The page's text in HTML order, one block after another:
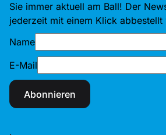
Sie immer aktuell am Ball! Der
jederzeit mit einem Klick abbestellt
Name
E-Mail
Abonnieren